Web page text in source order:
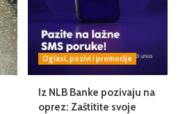
Oglasi, pozivi i promocije
Iz NLB Banke pozivaju na
oprez: Zaštitite svoje